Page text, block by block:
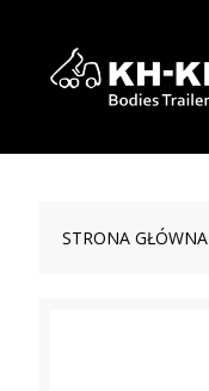
STRONA GŁÓWNA